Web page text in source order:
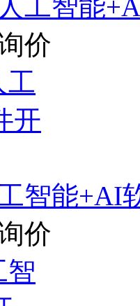
工智能
价
智能+AI
价